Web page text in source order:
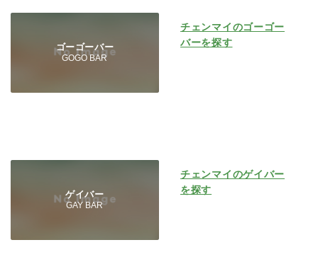
ゴーゴーバー
GOGO BAR
チェンマイのゴーゴー
バーを探す
ゲイバー
GAY BAR
チェンマイのゲイバー
を探す